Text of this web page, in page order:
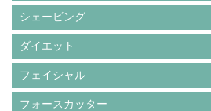
シェービング
ダイエット
フェイシャル
フォースカッター